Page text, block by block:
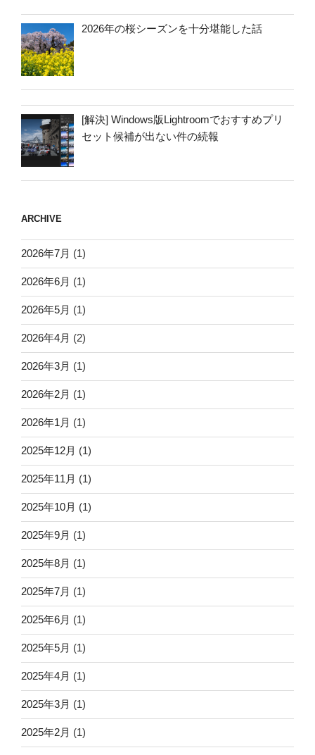
2026年の桜シーズンを十分堪能した話
[解決] Windows版Lightroomでおすすめプリ
セット候補が出ない件の続報
ARCHIVE
2026年7月 (1)
2026年6月 (1)
2026年5月 (1)
2026年4月 (2)
2026年3月 (1)
2026年2月 (1)
2026年1月 (1)
2025年12月 (1)
2025年11月 (1)
2025年10月 (1)
2025年9月 (1)
2025年8月 (1)
2025年7月 (1)
2025年6月 (1)
2025年5月 (1)
2025年4月 (1)
2025年3月 (1)
2025年2月 (1)